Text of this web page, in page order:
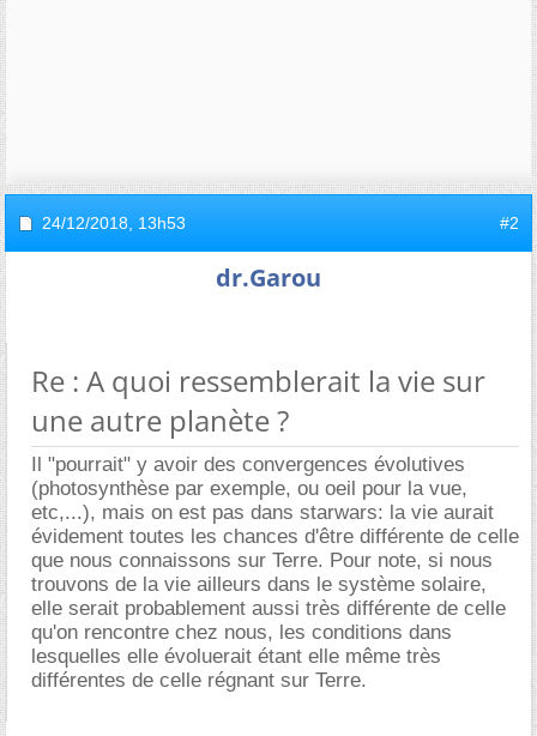
24/12/2018, 13h53 #2
dr.Garou
Re : A quoi ressemblerait la vie sur
une autre planète ?
Il "pourrait" y avoir des convergences évolutives
(photosynthèse par exemple, ou oeil pour la vue,
etc,...), mais on est pas dans starwars: la vie aurait
évidement toutes les chances d'être différente de celle
que nous connaissons sur Terre. Pour note, si nous
trouvons de la vie ailleurs dans le système solaire,
elle serait probablement aussi très différente de celle
qu'on rencontre chez nous, les conditions dans
lesquelles elle évoluerait étant elle même très
différentes de celle régnant sur Terre.